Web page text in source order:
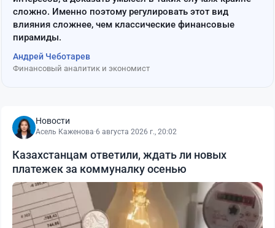
сложно. Именно поэтому регулировать этот вид
влияния сложнее, чем классические финансовые
пирамиды.
Андрей Чеботарев
Финансовый аналитик и экономист
Новости
Асель Каженова·6 августа 2026 г., 20:02
Казахстанцам ответили, ждать ли новых
платежек за коммуналку осенью